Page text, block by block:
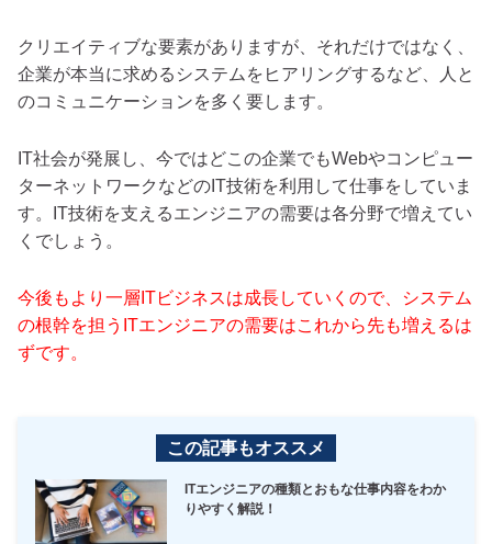
クリエイティブな要素がありますが、それだけではなく、
企業が本当に求めるシステムをヒアリングするなど、人と
のコミュニケーションを多く要します。
IT社会が発展し、今ではどこの企業でもWebやコンピュー
ターネットワークなどのIT技術を利用して仕事をしていま
す。IT技術を支えるエンジニアの需要は各分野で増えてい
くでしょう。
今後も より一層ITビジネスは成長していくので、システム
の根幹を担うITエンジニアの需要はこれから先も増えるは
ずです。
この記事もオススメ
ITエンジニアの種類とおもな仕事内容をわか
りやすく解説！